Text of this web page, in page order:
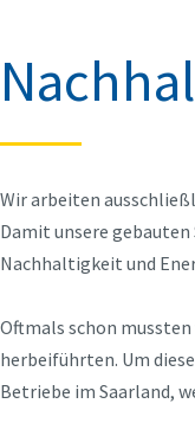
Wir arbeiten
Damit unsere
Nachhaltigkeit und
Oftmals schon
herbeiführten. Um
Betriebe im Saarland,